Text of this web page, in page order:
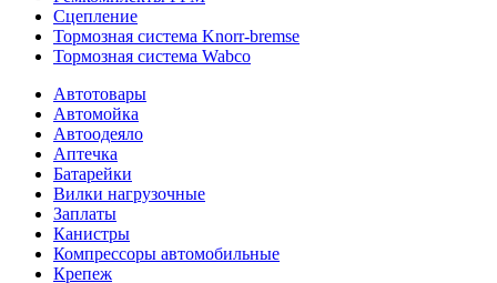
Сцепление
Тормозная система Knorr-bremse
Тормозная система Wabco
Автотовары
Автомойка
Автоодеяло
Аптечка
Батарейки
Вилки нагрузочные
Заплаты
Канистры
Компрессоры автомобильные
Крепеж